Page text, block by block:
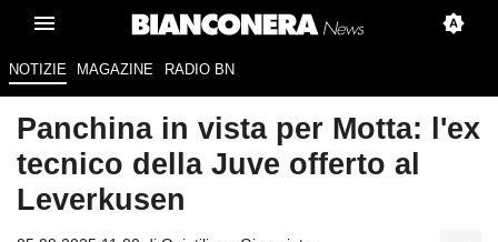
NOTIZIE MAGAZINE RADIO BN
Panchina in vista per Motta: l'ex
tecnico della Juve offerto al
Leverkusen